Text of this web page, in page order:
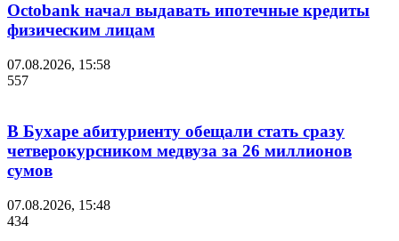
Octobank начал выдавать ипотечные кредиты
физическим лицам
07.08.2026, 15:58
557
В Бухаре абитуриенту обещали стать сразу
четверокурсником медвуза за 26 миллионов
сумов
07.08.2026, 15:48
434